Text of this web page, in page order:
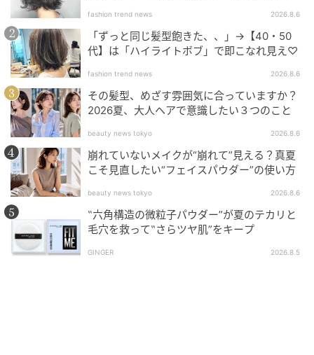
ださっていました。
“怪演俳優”オム・ギジュン、次に演じたいのは
ロマンチックな男？
fashion trend news 2026.8.6
「ずっと同じ髪型飽きた、、」→【40・50
代】は「ハイライトボブ」で即こなれ見え♡
fashion trend news 2026.8.6
その髪型、めざす雰囲気に合っていますか？
2026夏、大人ヘアで意識したい３つのこと
beauty news tokyo 2026.8.6
崩れていないメイクが“崩れて”見える？真夏
こそ見直したい“フェイスパウダー”の使い方
beauty news tokyo 2026.8.6
‟六角構造の微粒子パウダー”が夏のテカリと
毛穴を救って‟さらツヤ肌”をキープ
GINGER 2026.8.5